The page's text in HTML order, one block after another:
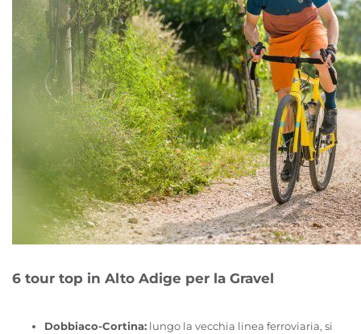
6 tour top in Alto Adige per la Gravel
Dobbiaco-Cortina: lungo la vecchia linea ferroviaria, si